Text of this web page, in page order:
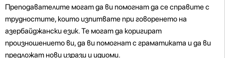
Преподавателите могат да ви помогнат да се справите с
трудностите, които изпитвате при говоренето на
азербайджански език. Те могат да коригират
произношението ви, да ви помогнат с граматиката и да ви
предложат нови изрази и идиоми.